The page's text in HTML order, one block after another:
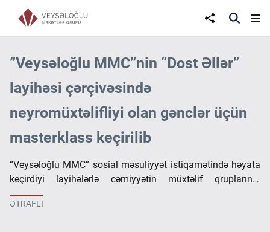
”Veysəloğlu MMC”nin “Dost Əllər”
layihəsi çərçivəsində
neyromüxtəlifliyi olan gənclər üçün
masterklass keçirilib
“Veysəloğlu MMC” sosial məsuliyyət istiqamətində həyata
keçirdiyi layihələrlə cəmiyyətin müxtəlif qruplarının
inkişafına dəstək göstərməyə davam edir. Şirkətin həyata
keçirdiyi “Dost Əllər” layihəsi çərçivəsində, Dr. Oe...
ƏTRAFLI